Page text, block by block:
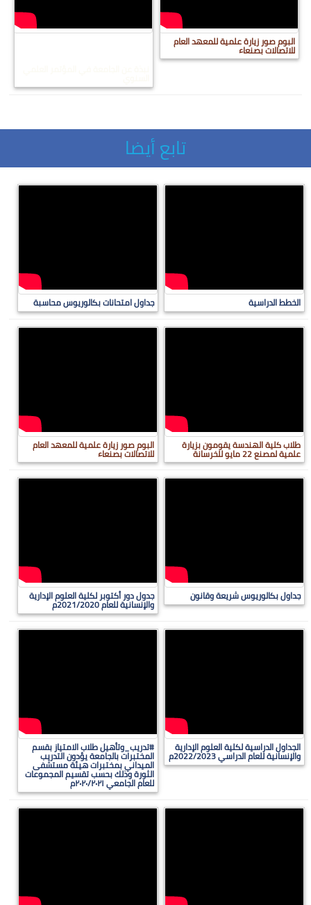
البوم صور زيارة علمية للمعهد العام
للاتصالات بصنعاء
تابع أيضا
الخطط الدراسية جداول امتحانات بكالوريوس محاسبة
طلاب كلية الهندسة يقومون بزيارة
علمية لمصنع 22 مايو للخرسانة
البوم صور زيارة علمية للمعهد العام
للاتصالات بصنعاء
جداول بكالوريوس شريعة وقانون جدول دور أكتوبر لكلية العلوم الإدارية
والإنسانية للعام 2021/2020م
الجداول الدراسية لكلية العلوم الإدارية
والإنسانية للعام الدراسي 2022/2023م
#تدريب_وتأهيل طلاب الامتياز بقسم
المختبرات بالجامعة يؤدون التدريب
الميداني بمختبرات هيئة مستشفى
الثورة وذلك بحسب تقسيم المجموعات
للعام الجامعي ٢٠٢٠/٢٠٢١م